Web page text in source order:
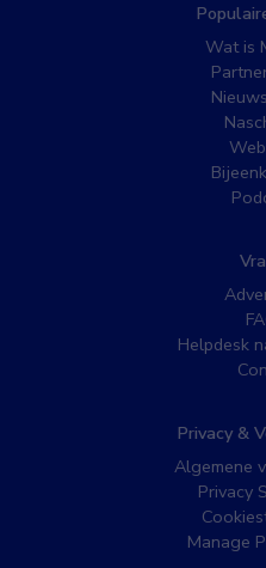
Wat is
Helpdesk
Privacy &
Algemene
Privacy
Manage